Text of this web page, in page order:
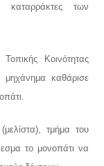
καταρράκτες των
Κοινότητας
καθάρισε
τμήμα του
το μονοπάτι να